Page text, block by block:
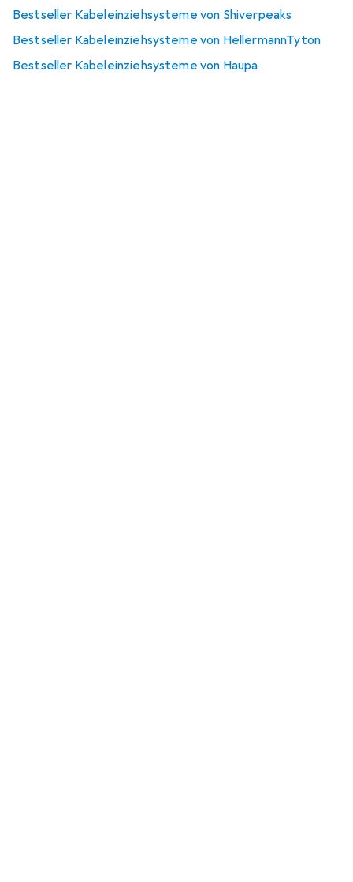
Bestseller Kabeleinziehsysteme von Shiverpeaks
Bestseller Kabeleinziehsysteme von HellermannTyton
Bestseller Kabeleinziehsysteme von Haupa